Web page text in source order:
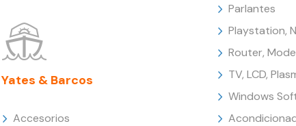
Yates & Barcos
Accesorios
Parlantes
Playstation,
Router,
TV, LCD,
Windows